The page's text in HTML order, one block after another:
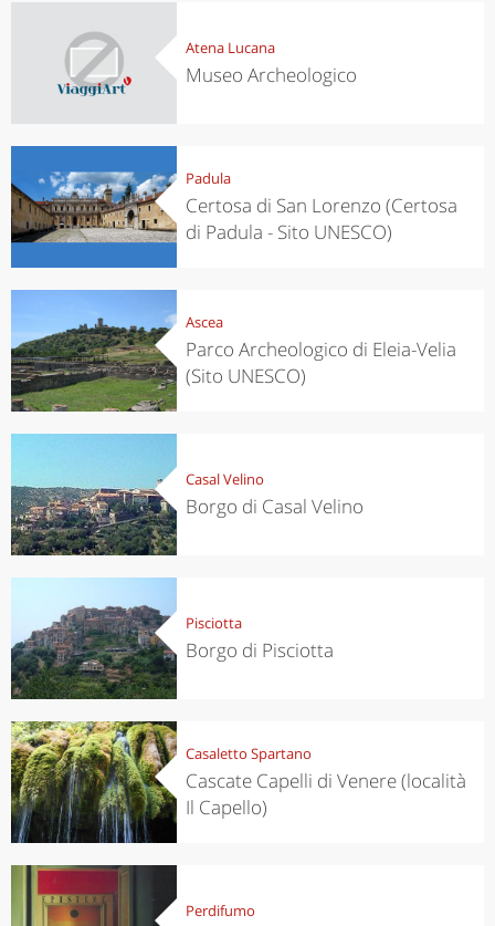
Atena Lucana
Museo Archeologico
Padula
Certosa di San Lorenzo (Certosa
di Padula - Sito UNESCO)
Ascea
Parco Archeologico di Eleia-Velia
(Sito UNESCO)
Casal Velino
Borgo di Casal Velino
Pisciotta
Borgo di Pisciotta
Casaletto Spartano
Cascate Capelli di Venere (località
Il Capello)
Perdifumo